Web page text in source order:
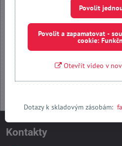
Povolit
Povolit a zapamatovat - souhlas
Kontakty
Povolit
Povolit a zapamatovat -
cookie:
Otevřít video v
Dotazy k skladovým zásobám: